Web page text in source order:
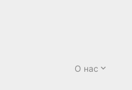
О нас